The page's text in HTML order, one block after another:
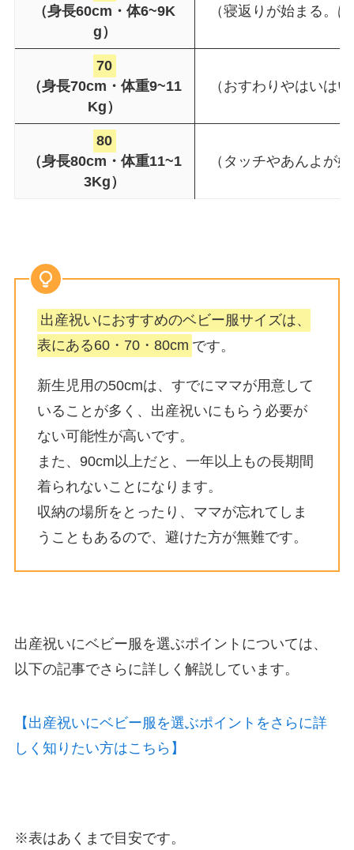
（身長60cm・体6~9K
g）
（寝返りが始まる。
70
（身長70cm・体重9~11
Kg）
（おすわりやはいは
80
（身長80cm・体重11~1
3Kg）
（タッチやあんよが
出産祝いにおすすめのベビー服サイズは、
表にある60・70・80cm です。
新生児用の50cmは、すでにママが用意して
いることが多く、出産祝いにもらう必要が
ない可能性が高いです。
また、90cm以上だと、一年以上もの長期間
着られないことになります。
収納の場所をとったり、ママが忘れてしま
うこともあるので、避けた方が無難です。
出産祝いにベビー服を選ぶポイントについては、
以下の記事でさらに詳しく解説しています。
【出産祝いにベビー服を選ぶポイントをさらに詳
しく知りたい方はこちら】
※表はあくまで目安です。